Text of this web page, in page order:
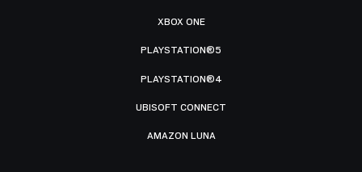
XBOX ONE
PLAYSTATION®5
PLAYSTATION®4
UBISOFT CONNECT
AMAZON LUNA